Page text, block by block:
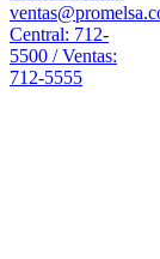
Central: 712-
5500 / Ventas:
712-5555